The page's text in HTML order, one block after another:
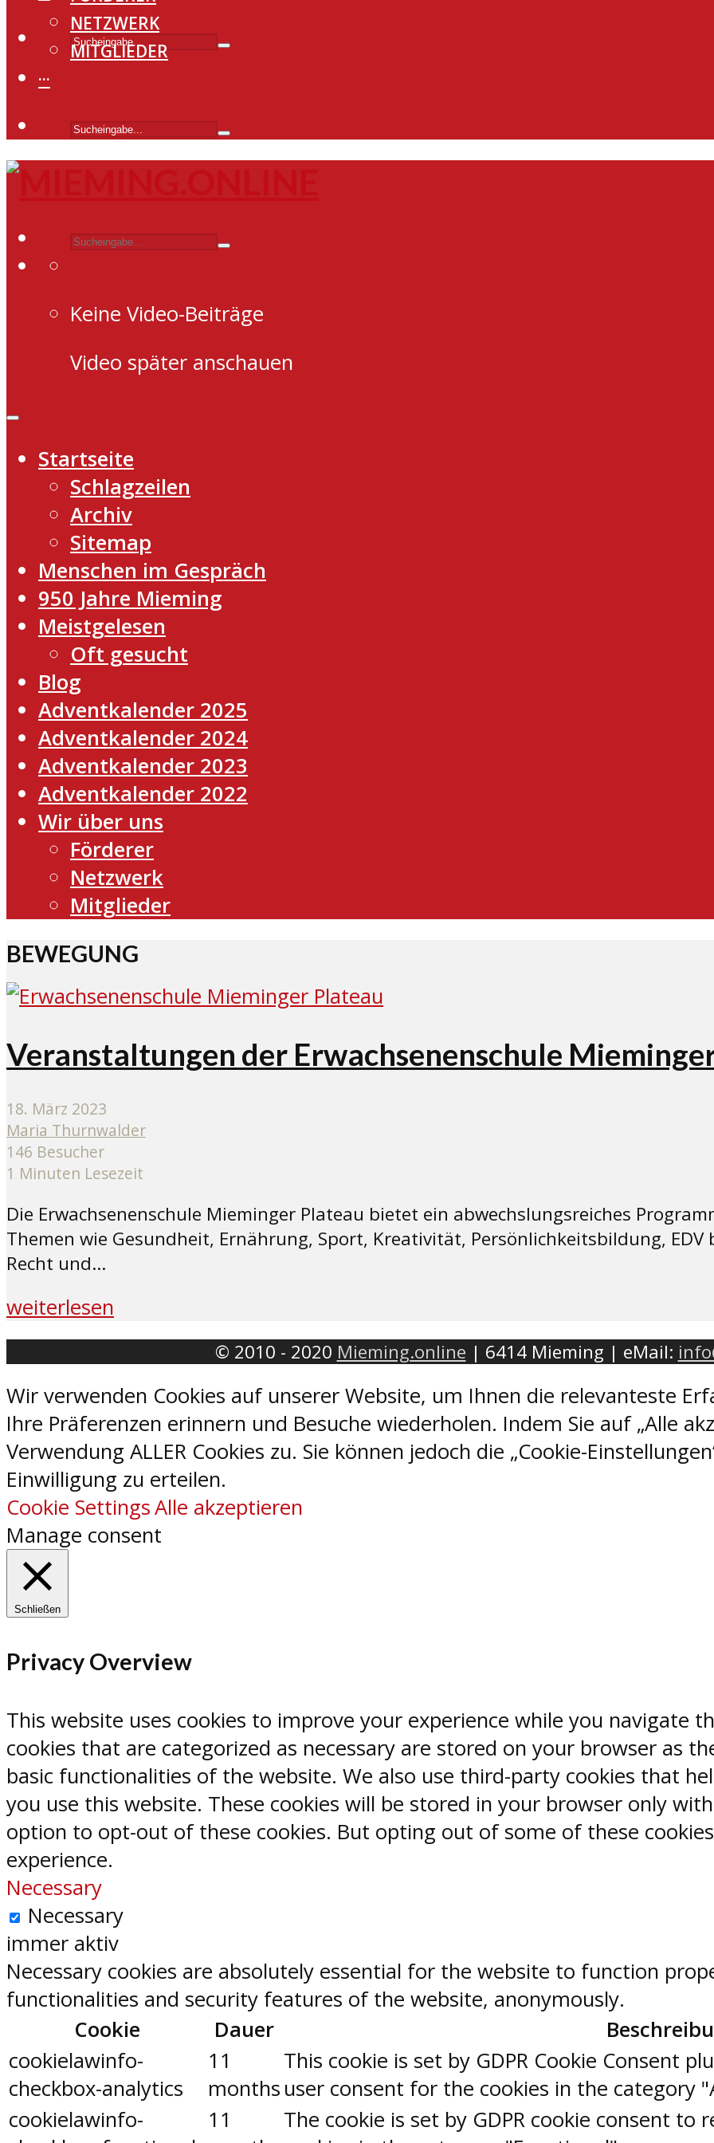
NETZWERK
MITGLIEDER
···
Keine Video-Beiträge
Video später anschauen
Startseite
Schlagzeilen
Archiv
Sitemap
Menschen im Gespräch
950 Jahre Mieming
Meistgelesen
Oft gesucht
Blog
Adventkalender 2025
Adventkalender 2024
Adventkalender 2023
Adventkalender 2022
Wir über uns
Förderer
Netzwerk
Mitglieder
BEWEGUNG
Veranstaltungen der Erwachsenenschule
18. März 2023
Maria Thurnwalder
146 Besucher
1 Minuten Lesezeit
Die Erwachsenenschule Mieminger Plateau bietet ein abwechslungsreiches
Themen wie Gesundheit, Ernährung, Sport, Kreativität, Persönlichkeitsbildung,
Recht und...
weiterlesen
© 2010 - 2020 Mieming.online | 6414 Mieming | eMail:
Wir verwenden Cookies auf unserer Website, um Ihnen die relevanteste
Ihre Präferenzen erinnern und Besuche wiederholen. Indem Sie auf „Alle
Verwendung ALLER Cookies zu. Sie können jedoch die „Cookie-
Einwilligung zu erteilen.
Cookie SettingsAlle akzeptieren
Manage consent
Schließen
Privacy Overview
This website uses cookies to improve your experience while you navigate
cookies that are categorized as necessary are stored on your browser as
basic functionalities of the website. We also use third-party cookies that
you use this website. These cookies will be stored in your browser only
option to opt-out of these cookies. But opting out of some of these
experience.
Necessary
Necessary
immer aktiv
Necessary cookies are absolutely essential for the website to function
functionalities and security features of the website, anonymously.
Cookie
Dauer
cookielawinfo-
checkbox-analytics
11
months
This cookie is set by GDPR Cookie Consent
user consent for the cookies in the category
cookielawinfo-
11
The cookie is set by GDPR cookie consent